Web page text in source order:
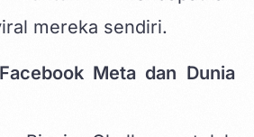
mereka sendiri.
Meta dan Dunia